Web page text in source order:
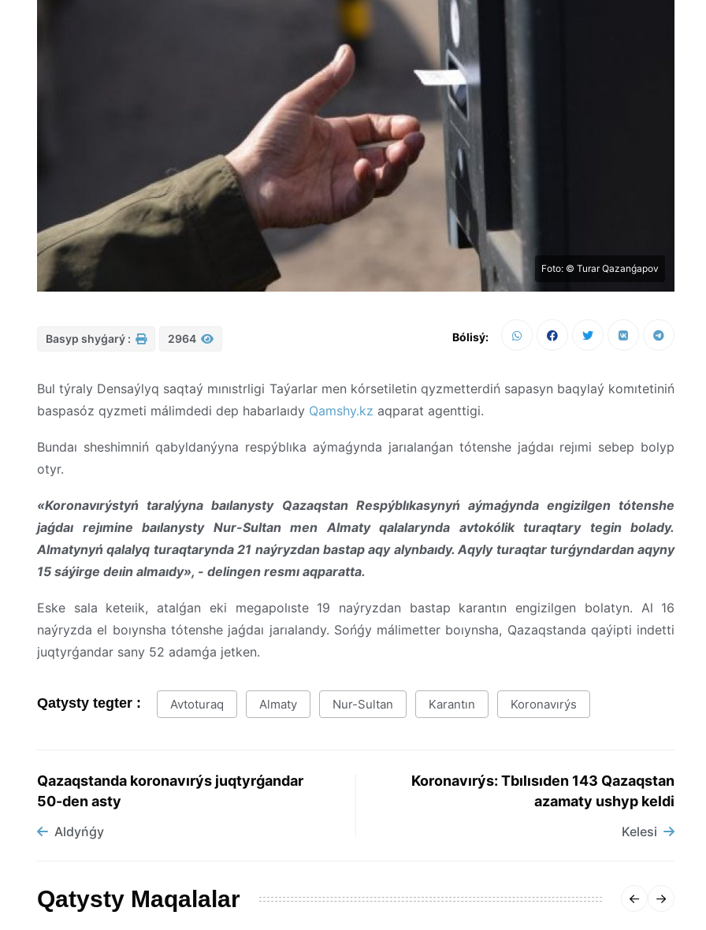
Foto: © Turar Qazanǵapov
Basyp shyǵarý : 2964 Bólisý:
Bul týraly Densaýlyq saqtaý mınıstrligi Taýarlar men kórsetiletin qyzmetterdiń sapasyn baqylaý komıtetiniń
baspasóz qyzmeti málimdedi dep habarlaıdy Qamshy.kz aqparat agenttigi.
Bundaı sheshimniń qabyldanýyna respýblıka aýmaǵynda jarıalanǵan tótenshe jaǵdaı rejımi sebep bolyp
otyr.
«Koronavırýstyń taralýyna baılanysty Qazaqstan Respýblıkasynyń aýmaǵynda engizilgen tótenshe
jaǵdaı rejımine baılanysty Nur-Sultan men Almaty qalalarynda avtokólik turaqtary tegin bolady.
Almatynyń qalalyq turaqtarynda 21 naýryzdan bastap aqy alynbaıdy. Aqyly turaqtar turǵyndardan aqyny
15 sáýirge deıin almaıdy», - delingen resmı aqparatta.
Eske sala keteıik, atalǵan eki megapolıste 19 naýryzdan bastap karantın engizilgen bolatyn. Al 16
naýryzda el boıynsha tótenshe jaǵdaı jarıalandy. Sońǵy málimetter boıynsha, Qazaqstanda qaýipti indetti
juqtyrǵandar sany 52 adamǵa jetken.
Qatysty tegter : Avtoturaq Almaty Nur-Sultan Karantın Koronavırýs
Qazaqstanda koronavırýs juqtyrǵandar
50-den asty
Aldyńǵy
Koronavırýs: Tbılısıden 143 Qazaqstan
azamaty ushyp keldi
Kelesi
Qatysty Maqalalar